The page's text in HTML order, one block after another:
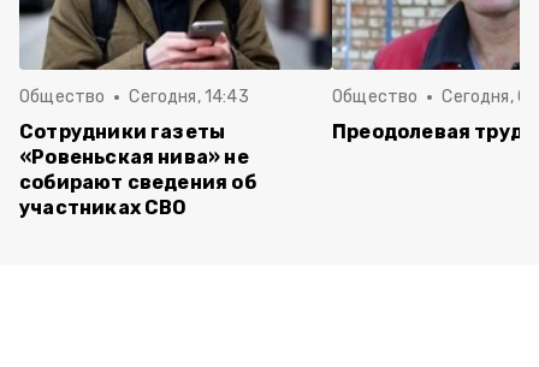
Общество Сегодня, 14:43
Сотрудники газеты
«Ровеньская нива» не
собирают сведения об
участниках СВО
Общество Сегодня,
Преодолевая